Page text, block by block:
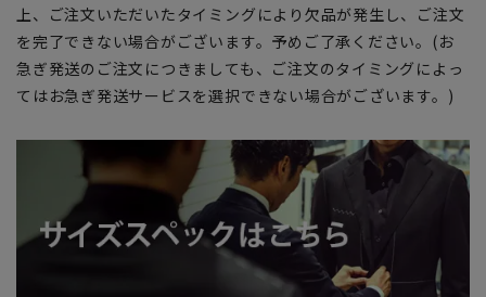
上、ご注文いただいたタイミングにより欠品が発生し、ご注文
を完了できない場合がございます。予めご了承ください。(お
急ぎ発送のご注文につきましても、ご注文のタイミングによっ
てはお急ぎ発送サービスを選択できない場合がございます。)